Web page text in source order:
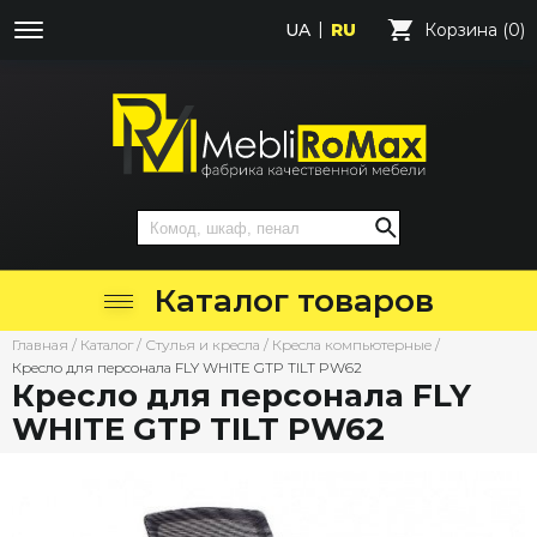
UA RU Корзина (0)
Каталог товаров
Главная / Каталог / Стулья и кресла / Кресла компьютерные /
Кресло для персонала FLY WHITE GTP TILT PW62
Кресло для персонала FLY
WHITE GTP TILT PW62